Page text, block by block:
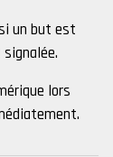
un but est
lors